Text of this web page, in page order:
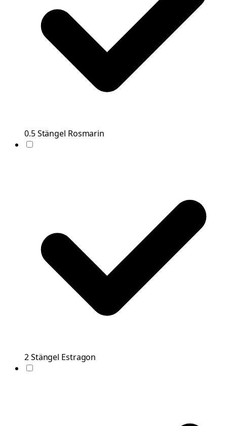
0.5Stängel Rosmarin
2Stängel Estragon